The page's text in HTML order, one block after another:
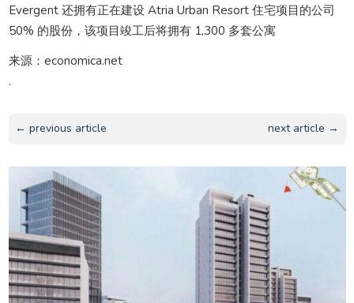
Evergent 还拥有正在建设 Atria Urban Resort 住宅项目的公司
50% 的股份，该项目竣工后将拥有 1,300 多套公寓
来源：economica.net
.
← previous article next article →